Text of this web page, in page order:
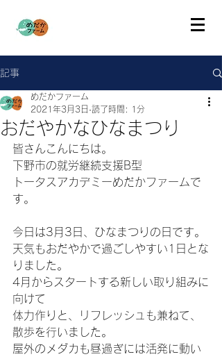
記事
おだやかなひなまつり
めだかファーム
2021年3月3日 読了時間: 1分
皆さんこんにちは。
下野市の就労継続支援B型
トータスアカデミーめだかファームで
す。
今日は3月3日、ひなまつりの日です。
天気もおだやかで過ごしやすい1日とな
りました。
4月からスタートする新しい取り組みに
向けて
体力作りと、リフレッシュも兼ねて、
散歩を行いました。
屋外のメダカも昼過ぎには活発に動い